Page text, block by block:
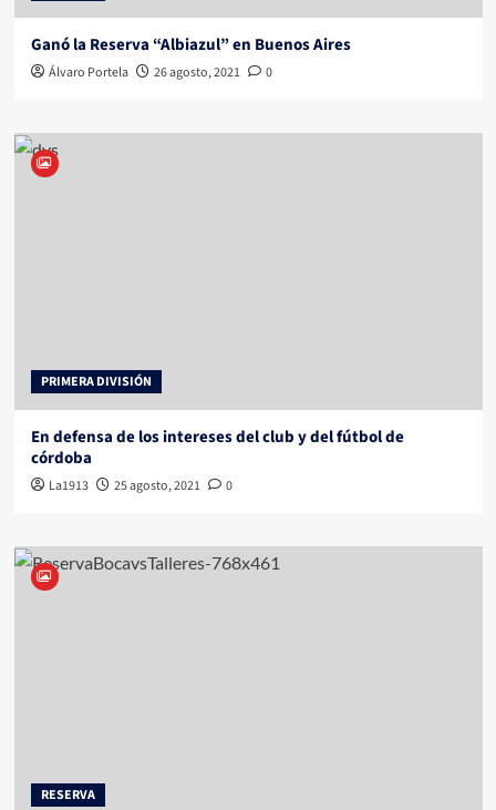
Ganó la Reserva “Albiazul” en Buenos Aires
Álvaro Portela 26 agosto, 2021 0
PRIMERA DIVISIÓN
En defensa de los intereses del club y del fútbol de
córdoba
La1913 25 agosto, 2021 0
RESERVA